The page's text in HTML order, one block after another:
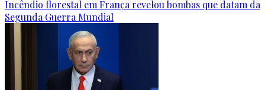
Incêndio florestal em França revelou bombas que datam da
Segunda Guerra Mundial